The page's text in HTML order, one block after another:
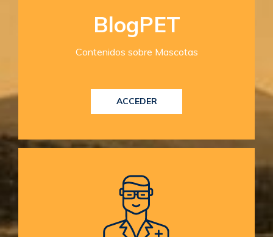
BlogPET
Contenidos sobre Mascotas
ACCEDER